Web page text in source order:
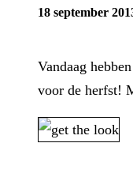
18 september
Vandaag
voor de herfst!